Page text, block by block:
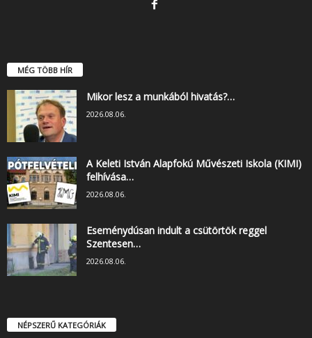
MÉG TÖBB HÍR
Mikor lesz a munkából hivatás?…
2026.08.06.
A Keleti István Alapfokú Művészeti Iskola (KIMI)
felhívása…
2026.08.06.
Eseménydúsan indult a csütörtök reggel
Szentesen…
2026.08.06.
NÉPSZERŰ KATEGÓRIÁK